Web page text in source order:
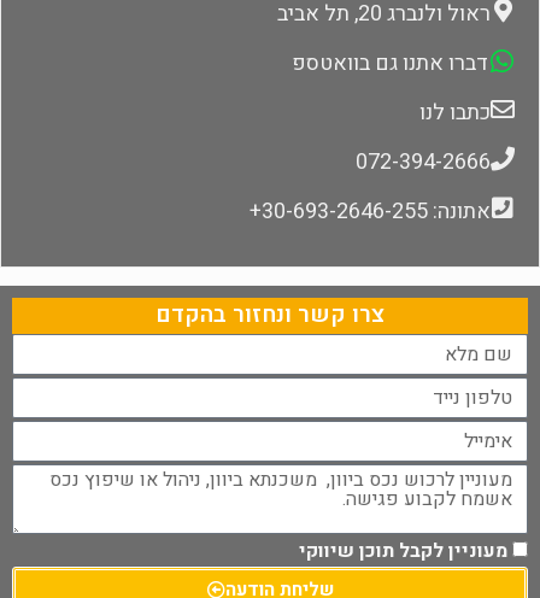
ראול ולנברג 20, תל אביב
דברו אתנו גם בוואטספ
כתבו לנו
072-394-2666
אתונה: 30-693-2646-255+
צרו קשר ונחזור בהקדם
מעוניין לקבל תוכן שיווקי
שליחת הודעה